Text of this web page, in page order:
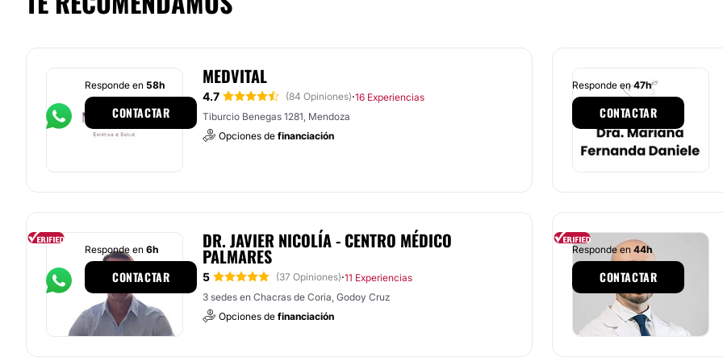
MEDVITAL
4.7 (84 Opiniones)·16 Experiencias
Tiburcio Benegas 1281, Mendoza
Opciones de financiación
Responde en 58h
CONTACTAR
Responde en47h
CONTACTAR
DR. JAVIER NICOLÍA - CENTRO MÉDICO
PALMARES
5 (37 Opiniones)·11 Experiencias
3 sedes en Chacras de Coria, Godoy Cruz
Opciones de financiación
Responde en 6h
CONTACTAR
Responde en 44h
CONTACTAR